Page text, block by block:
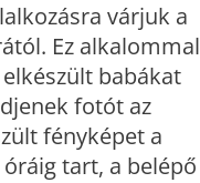
várjuk a
Ez alkalommal
babákat
fotót az
fényképet a
tart, a belépő